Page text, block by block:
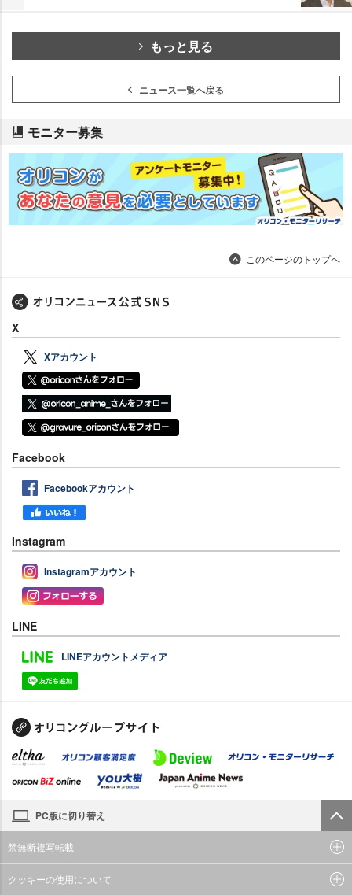
もっと見る
ニュース一覧へ戻る
モニター募集
このページのトップへ
X
Xアカウント
Facebook
Facebookアカウント
Instagram
Instagramアカウント
LINE
LINEアカウントメディア
PC版に切り替え
禁無断複写転載
クッキーの使用について